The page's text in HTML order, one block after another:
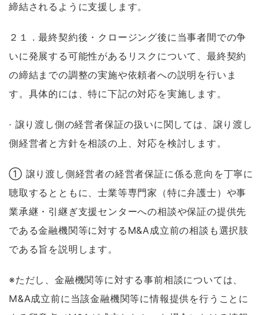
締結されるように支援します。
２１．最終契約後・クロージング後に当事者間での争
いに発展する可能性があるリスクについて、最終契約
の締結までの調整の実施や依頼者への説明を行いま
す。具体的には、特に下記の対応を実施します。
· 譲り渡し側の経営者保証の扱いに関しては、譲り渡し
側経営者と方針を相談の上、対応を検討します。
① 譲り渡し側経営者の経営者保証に係る意向を丁寧に
聴取するとともに、士業等専門家（特に弁護士）や事
業承継・引継ぎ支援センターへの相談や保証の提供先
である金融機関等に対するM&A成立前の相談も選択肢
である旨を説明します。
※ただし、金融機関等に対する事前相談については、
M&A成立前に当該金融機関等に情報提供を行うことに